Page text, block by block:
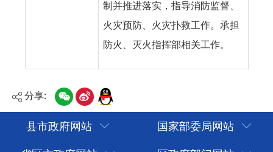
制并推进落实，指导消防监督、
火灾预防、火灾扑救工作。承担
防火、灭火指挥部相关工作。
分享:
县市政府网站
国家部委局网站